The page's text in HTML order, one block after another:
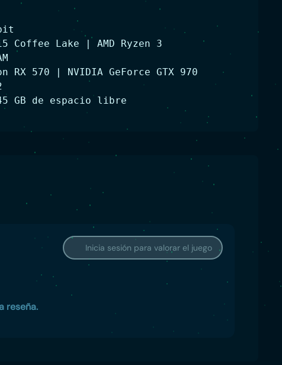
Lake | AMD Ryzen 3
RX 570 | NVIDIA GeForce GTX 970
GB de espacio libre
Inicia sesión para valorar el juego
reseña.